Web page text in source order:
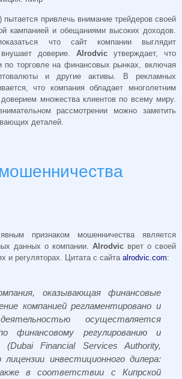
) пытается привлечь внимание трейдеров своей
кампанией и обещаниями высоких доходов.
что сайт компании выглядит
доверие. Alrodvic утверждает, что
по торговле на финансовых рынках, включая
и другие активы. В рекламных
что компания обладает многолетним
множества клиентов по всему миру.
рассмотрении можно заметить
деталей.
признаком мошенничества является
данных о компании. Alrodvic врет о своей
и регуляторах. Цитата с сайта alrodvic.com:
оказывающая финансовые
компанией регламентировано и
осуществляется
финансовому регулированию и
(Dubai Financial Services Authority,
инвестиционного дилера:
в соответствии с Кипрской